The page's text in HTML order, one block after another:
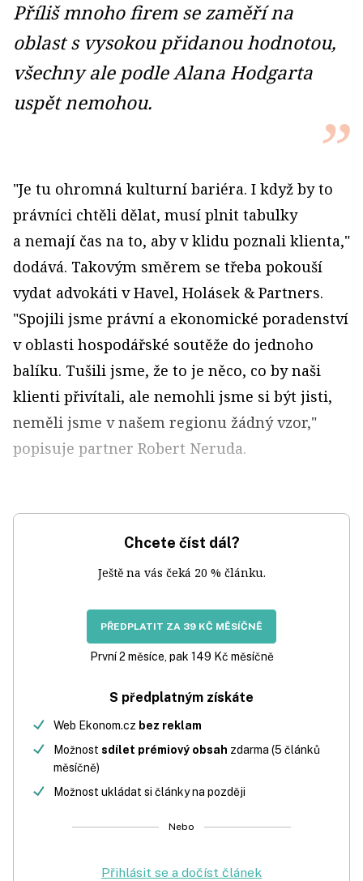
Příliš mnoho firem se zaměří na
oblast s vysokou přidanou hodnotou,
všechny ale podle Alana Hodgarta
uspět nemohou.
"Je tu ohromná kulturní bariéra. I když by to
právníci chtěli dělat, musí plnit tabulky
a nemají čas na to, aby v klidu poznali klienta,"
dodává. Takovým směrem se třeba pokouší
vydat advokáti v Havel, Holásek & Partners.
"Spojili jsme právní a ekonomické poradenství
v oblasti hospodářské soutěže do jednoho
balíku. Tušili jsme, že to je něco, co by naši
klienti přivítali, ale nemohli jsme si být jisti,
neměli jsme v našem regionu žádný vzor,"
popisuje partner Robert Neruda.
Chcete číst dál?
Ještě na vás čeká 20 % článku.
PŘEDPLATIT ZA 39 KČ MĚSÍČNĚ
První 2 měsíce, pak 149 Kč měsíčně
S předplatným získáte
Web Ekonom.cz bez reklam
Možnost sdílet prémiový obsah zdarma (5 článků
měsíčně)
Možnost ukládat si články na později
Nebo
Přihlásit se a dočíst článek